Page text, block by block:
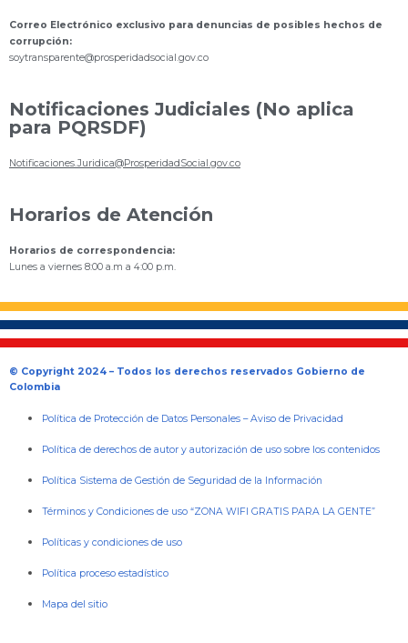
Correo Electrónico exclusivo para denuncias de posibles hechos de
corrupción:
soytransparente@prosperidadsocial.gov.co
Notificaciones Judiciales (No aplica
para PQRSDF)
Notificaciones.Juridica@ProsperidadSocial.gov.co
Horarios de Atención
Horarios de correspondencia:
Lunes a viernes 8:00 a.m a 4:00 p.m.
© Copyright 2024 – Todos los derechos reservados Gobierno de
Colombia
Política de Protección de Datos Personales –Aviso de Privacidad
Política de derechos de autor y autorización de uso sobre los contenidos
Política Sistema de Gestión de Seguridad de la Información
Términos y Condiciones de uso “ZONA WIFI GRATIS PARA LA GENTE”
Políticas y condiciones de uso
Política proceso estadístico
Mapa del sitio